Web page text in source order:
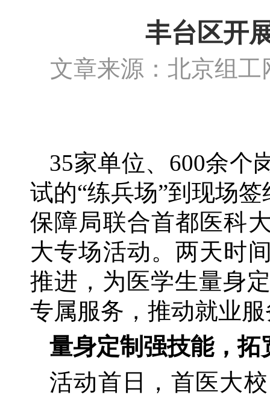
丰台区开
文章来源：北京
35家单位、600余个
试的“练兵场”到现场
保障局联合首都医科
大专场活动。两天时
推进，为医学生量身
专属服务，推动就业
量身定制强技能，拓
活动首日，首医大